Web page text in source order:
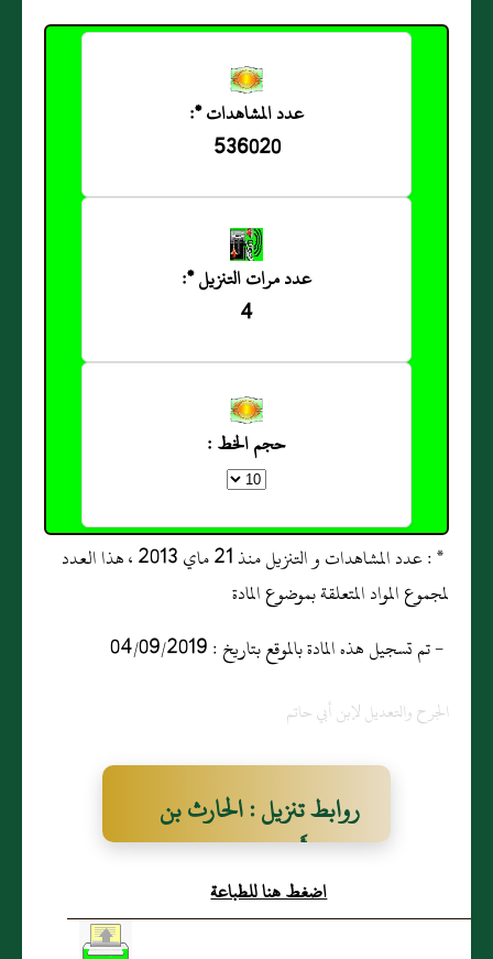
عدد المشاهدات *:
536020
عدد مرات التنزيل *:
4
حجم الخط :
* : عدد المشاهدات و التنزيل منذ 21 ماي 2013 ، هذا العدد
لمجموع المواد المتعلقة بموضوع المادة
- تم تسجيل هذه المادة بالموقع بتاريخ : 04/09/2019
الجرح والتعديل لإبن أبي حاتم
روابط تنزيل : الحارث بن
عوف، أَبو رافع الليثي
اضغط هنا للطباعة